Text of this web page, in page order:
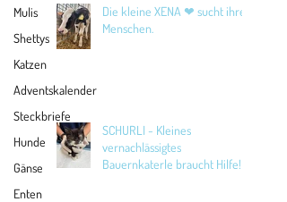
Mulis
Shettys
Katzen
Adventskalender
Steckbriefe
Hunde
Gänse
Enten
Die kleine XENA ❤ sucht ihre
Menschen.
SCHURLI - Kleines
vernachlässigtes
Bauernkaterle braucht Hilfe!